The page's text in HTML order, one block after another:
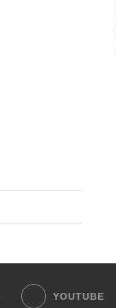
YOUTUBE